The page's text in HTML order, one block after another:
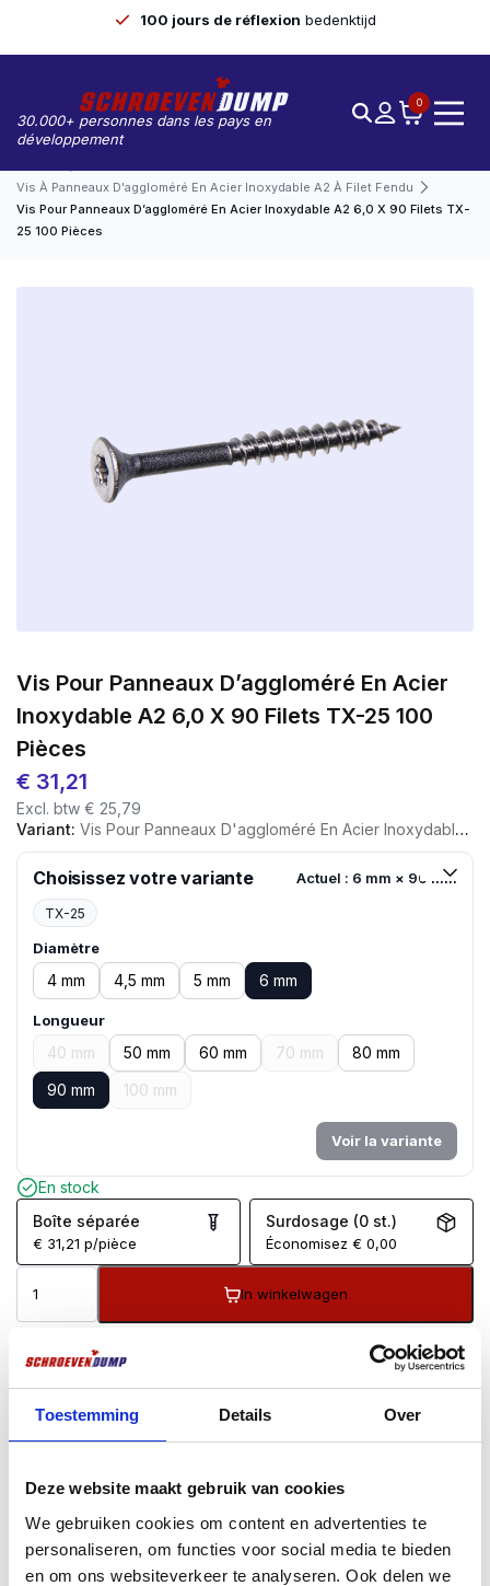
Toestemming Details Over
Deze website maakt gebruik van cookies
We gebruiken cookies om content en advertenties te
personaliseren, om functies voor social media te bieden
en om ons websiteverkeer te analyseren. Ook delen we
100 jours de réflexion bedenktijd
30.000+ personnes dans les pays en
développement
0
Vis À Panneaux D'aggloméré En Acier Inoxydable A2 À Filet Fendu
Vis Pour Panneaux D’aggloméré En Acier Inoxydable A2 6,0 X 90 Filets TX-
25 100 Pièces
Vis Pour Panneaux D’aggloméré En Acier
Inoxydable A2 6,0 X 90 Filets TX-25 100
Pièces
€ 31,21
Excl. btw € 25,79
Variant: Vis Pour Panneaux D'aggloméré En Acier Inoxydable A2 6,0 X 90 Filets TX-25 100 Pièces
Choisissez votre variante Actuel : 6 mm × 90 mm
TX-25
Diamètre
4 mm 4,5 mm 5 mm 6 mm
Longueur
40 mm 50 mm 60 mm 70 mm
80 mm
90 mm
100 mm
Voir la variante
En stock
Boîte séparée
€ 31,21 p/pièce
Surdosage (0 st.)
Économisez€ 0,00
In winkelwagen
Livraison gratuite à partir de 99 €
Garantie de retour de 100 jours
Évaluation des clients 9,7/10
Description du produit
Vis à panneaux d’aggloméré en acier inoxydable